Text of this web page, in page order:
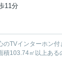
11分
のTVインターホン付
103.74㎡以上ある